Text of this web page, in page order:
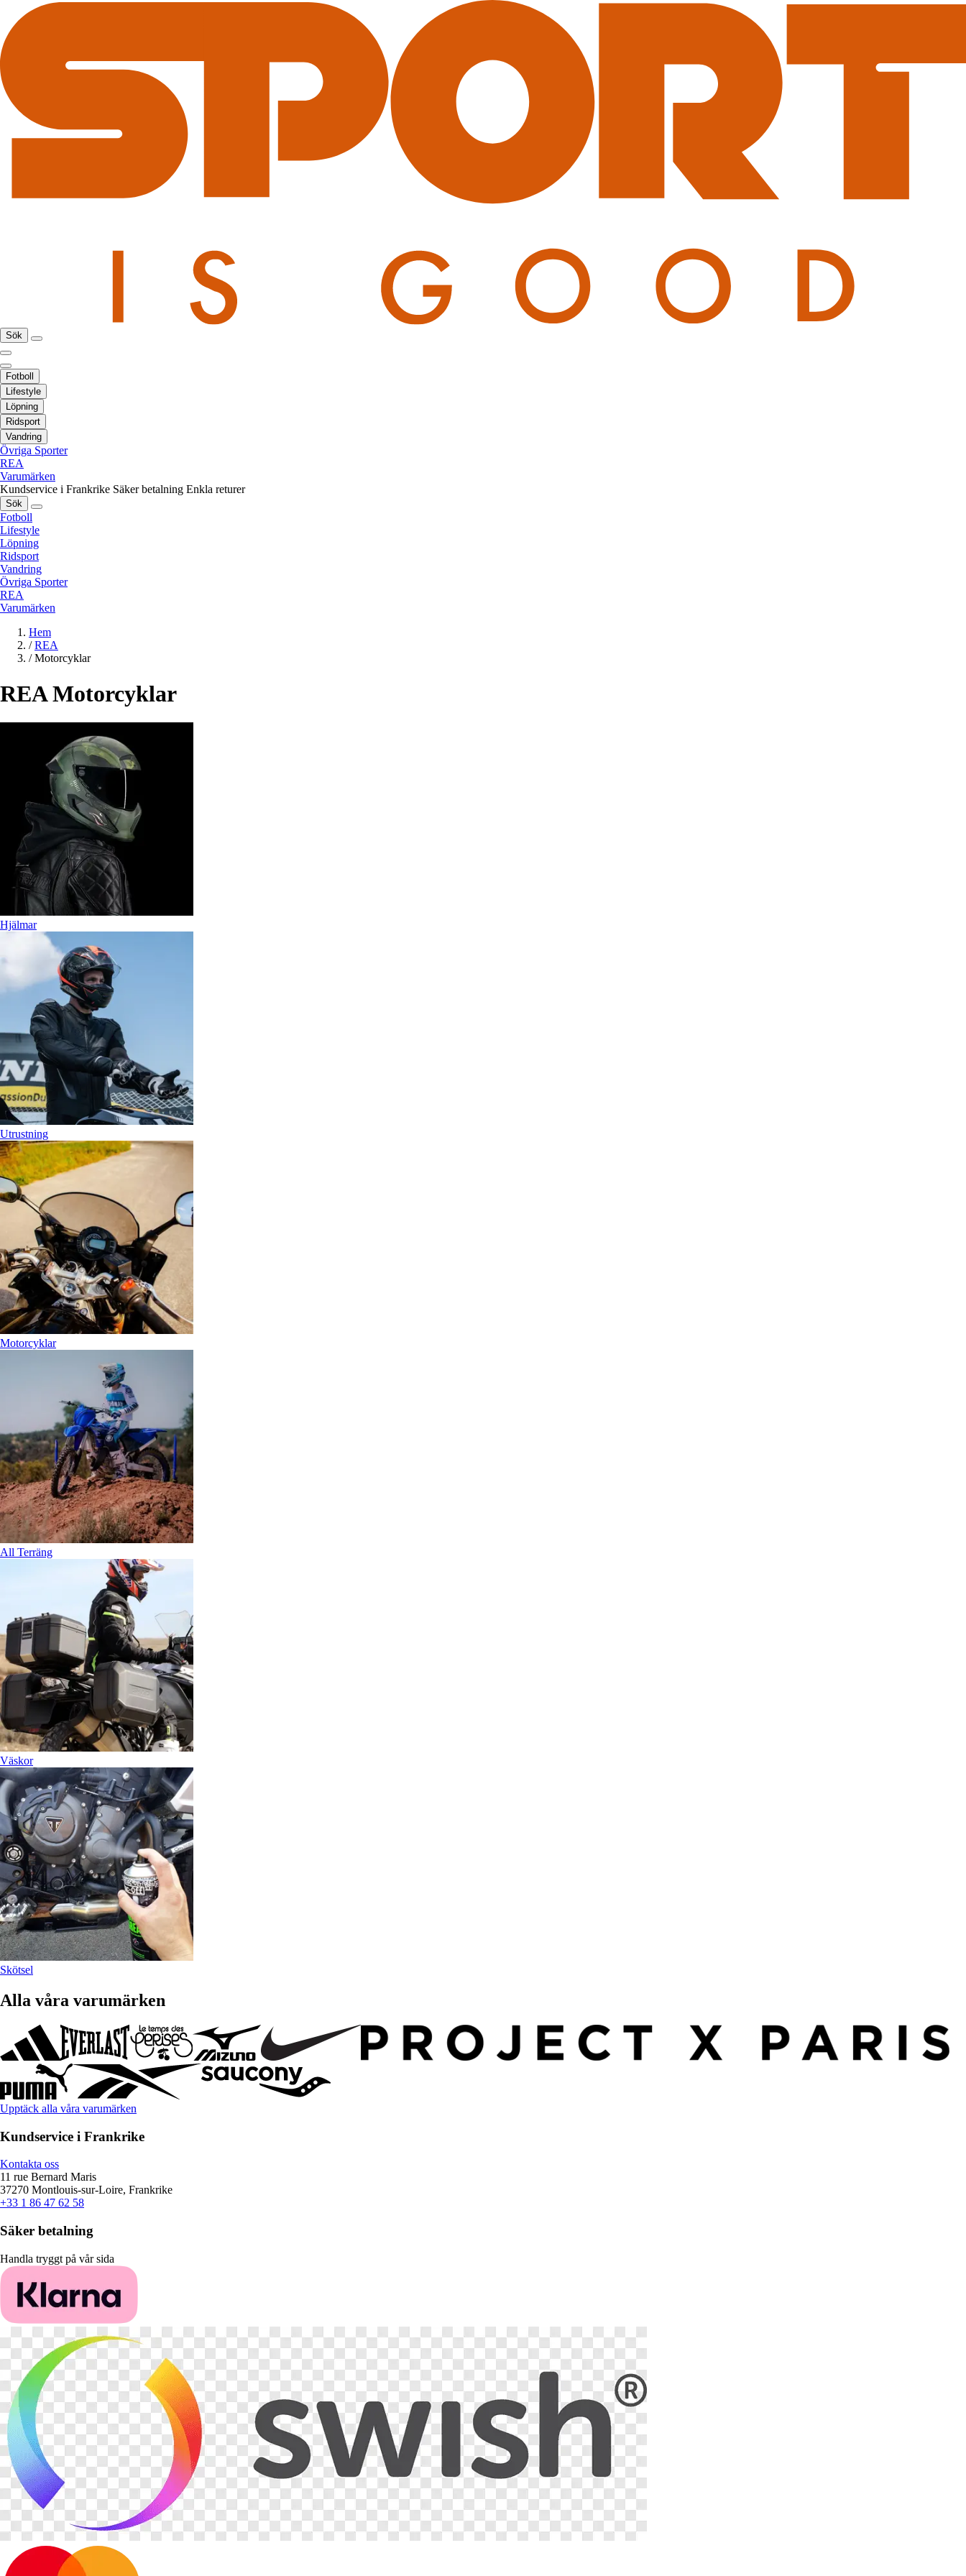
Sök
Fotboll
Lifestyle
Löpning
Ridsport
Vandring
Övriga Sporter
REA
Varumärken
Kundservice i Frankrike Säker betalning Enkla returer
Sök
Fotboll
Lifestyle
Löpning
Ridsport
Vandring
Övriga Sporter
REA
Varumärken
Hem
/ REA
/ Motorcyklar
REA Motorcyklar
Hjälmar
Utrustning
Motorcyklar
All Terräng
Väskor
Skötsel
Alla våra varumärken
Upptäck alla våra varumärken
Kundservice i Frankrike
Kontakta oss
11 rue Bernard Maris
37270 Montlouis-sur-Loire, Frankrike
+33 1 86 47 62 58
Säker betalning
Handla tryggt på vår sida